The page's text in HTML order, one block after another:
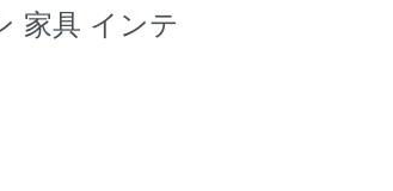
家具 インテ